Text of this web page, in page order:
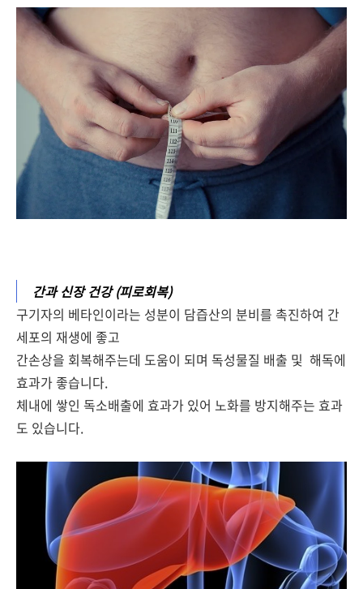
간과 신장 건강 (피로회복)
구기자의 베타인이라는 성분이 담즙산의 분비를 촉진하여 간
세포의 재생에 좋고
간손상을 회복해주는데 도움이 되며 독성물질 배출 및 해독에
효과가 좋습니다.
체내에 쌓인 독소배출에 효과가 있어 노화를 방지해주는 효과
도 있습니다.